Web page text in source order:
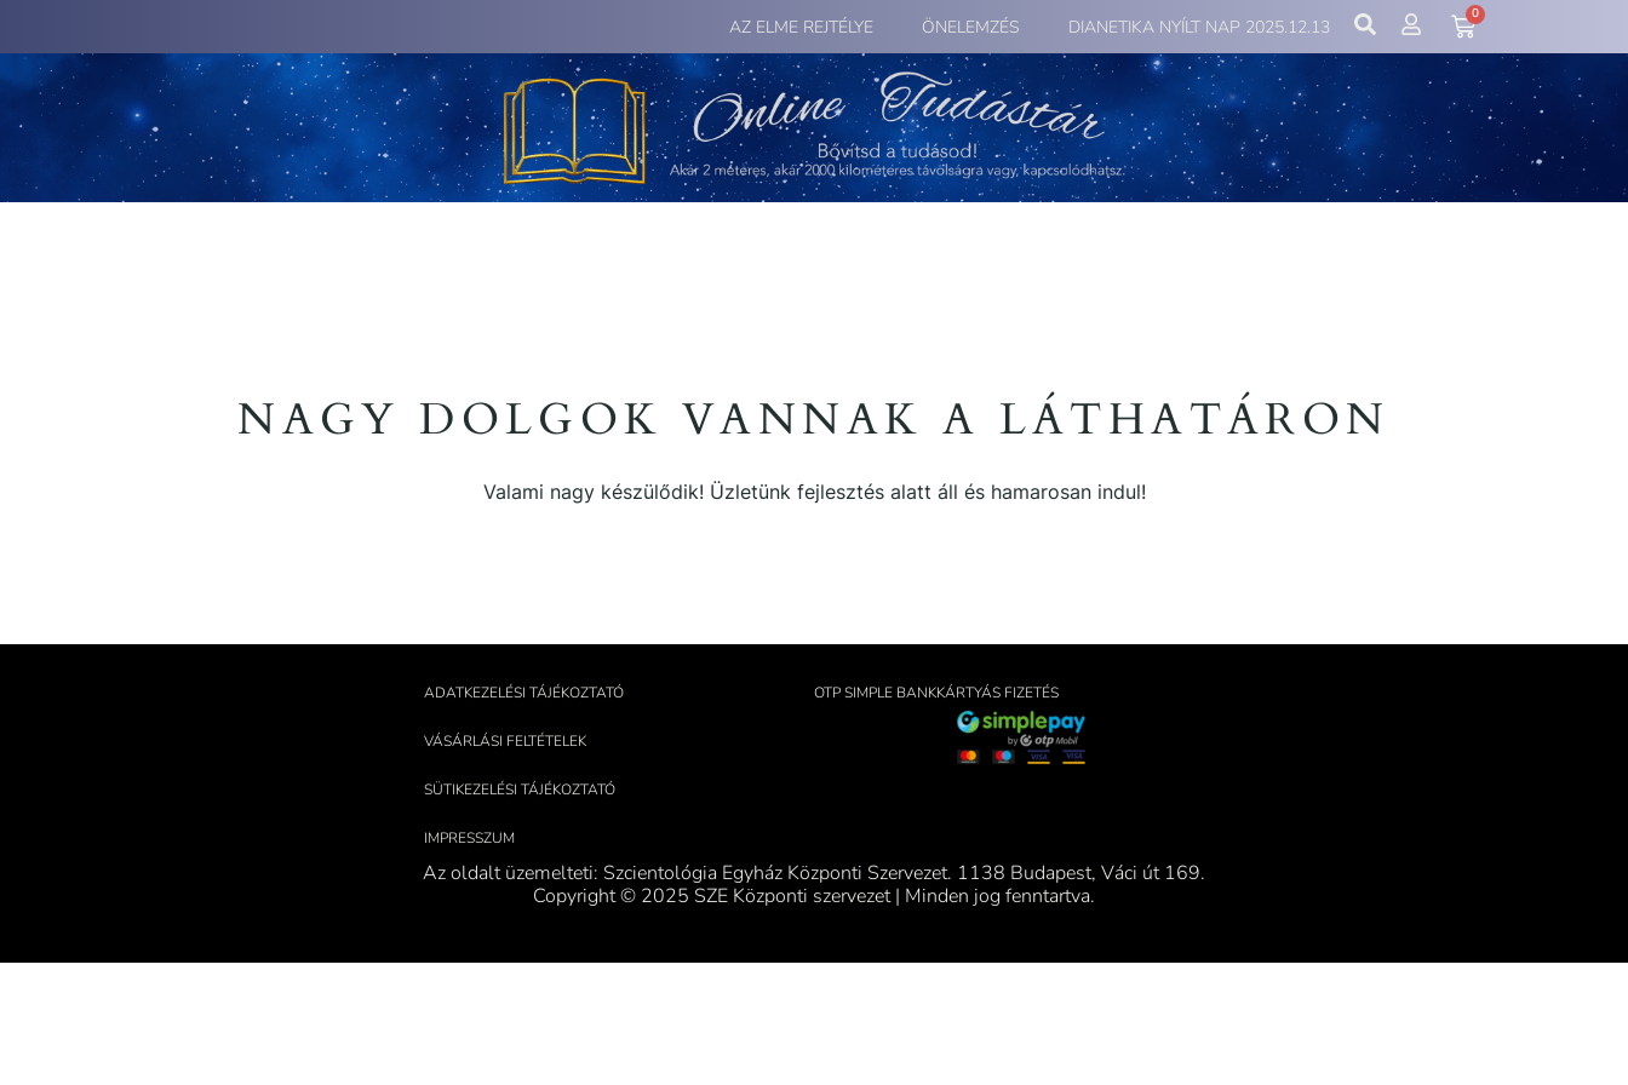
AZ ELME REJTÉLYE ÖNELEMZÉS DIANETIKA NYÍLT NAP 2025.12.13
0
NAGY DOLGOK VANNAK A LÁTHATÁRON
Valami nagy készülődik! Üzletünk fejlesztés alatt áll és hamarosan indul!
ADATKEZELÉSI TÁJÉKOZTATÓ
VÁSÁRLÁSI FELTÉTELEK
SÜTIKEZELÉSI TÁJÉKOZTATÓ
IMPRESSZUM
OTP SIMPLE BANKKÁRTYÁS FIZETÉS
Az oldalt üzemelteti: Szcientológia Egyház Központi Szervezet. 1138 Budapest, Váci út 169.
Copyright © 2025 SZE Központi szervezet | Minden jog fenntartva.